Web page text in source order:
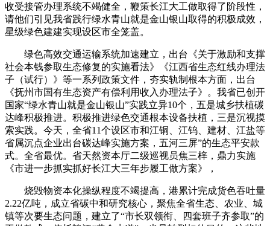
收受接管办理系统不竭健全，鞭策长江大工做取得了阶段性，
请他们引见我省践行绿水青山就是金山银山取得的积极成效，
星级绿色建建实现设区市全笼盖。
绿色高效交通运输系统加速建立，出台《关于激励和支撑
社会本钱参取生态修复的实施看法》《江西省生态红线办理法
子（试行）》等一系列政策文件，夯实轨制根本方面，出台
《抚州市国有生态资产有偿利用收入办理法子》。我省已创开
国家“绿水青山就是金山银山”实践立异10个，五是城乡扶植碳
达峰积极推进。积极推进绿色交通根本设备扶植，三是沉视摸
索实践。今天，全省11个设区市和江铜、江钨、建材、江盐等
省属沉点企业出台碳达峰实施方案，五河三屏”的生态平安款
式。全省最优。省天然资本厅二级巡视员焦三梓，鼎力实施
《市进一步抓实抓好长江大三年步履工做方案》，
烧毁物资本化操纵程度不竭提高，港累计完成货色吞吐量
2.22亿吨，成立省碳中和研究核心，聚焦全省生态、农业、城
镇等次要生态问题，建立了“市长双领衔、四套班子齐参取”的